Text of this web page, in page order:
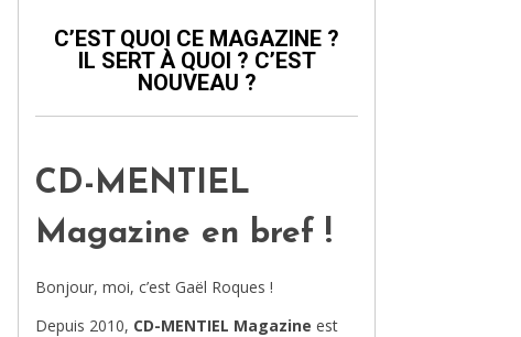
PUBLICITÉ CRÉATIVE
DESIGN
ART ET CULTURE
ARCHITECTURE
C’EST QUOI CE MAGAZINE ?
IL SERT À QUOI ? C’EST
NOUVEAU ?
CD-MENTIEL
Magazine en bref !
Bonjour, moi, c’est Gaël Roques !
Depuis 2010, CD-MENTIEL Magazine est